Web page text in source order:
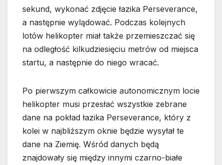
sekund, wykonać zdjęcie łazika Perseverance,
a następnie wylądować. Podczas kolejnych
lotów helikopter miał także przemieszczać się
na odległość kilkudziesięciu metrów od miejsca
startu, a następnie do niego wracać.
Po pierwszym całkowicie autonomicznym locie
helikopter musi przesłać wszystkie zebrane
dane na pokład łazika Perseverance, który z
kolei w najbliższym oknie będzie wysyłał te
dane na Ziemię. Wśród danych będą
znajdowały się między innymi czarno-białe